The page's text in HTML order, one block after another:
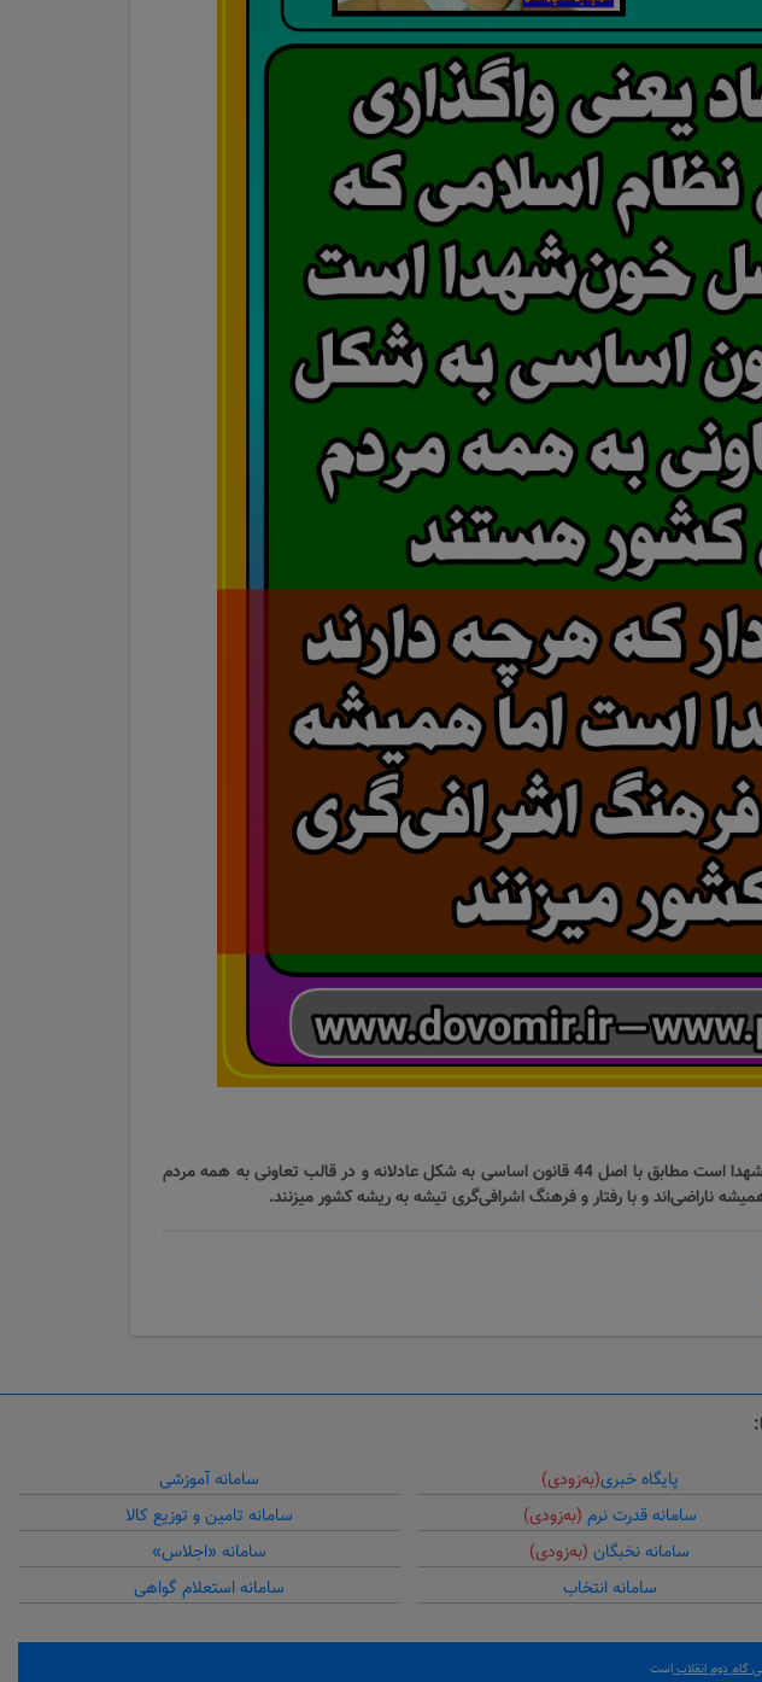
🔹مردمی سازی اقتصاد یعنی واگذاری ظرفیت‌های اقتصادی نظام اسلامی که متعلق به مردم و حاصل خون‌شهدا است مطابق با اصل 44 قانون اساسی به شکل عادلانه و در قالب تعاونی به همه مردم
ناراضی‌اند و با رفتار و فرهنگ اشرافی‌گری تیشه به ریشه کشور میزنند.
پایگاه خبری(به‌زودی)
سامانه قدرت نرم (به‌زودی)
سامانه نخبگان (به‌زودی)
سامانه انتخاب
سامانه آموزشی
سامانه تامین و توزیع کالا
سامانه «اجلاس»
سامانه استعلام گواهی
گام دوم انقلاباست